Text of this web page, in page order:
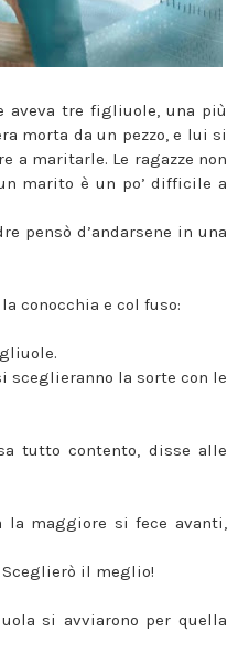
aveva tre figliuole, una più
morta da un pezzo, e lui si
a maritarle. Le ragazze non
marito è un po’ difficile a
pensò d’andarsene in una
conocchia e col fuso:
sceglieranno la sorte con le
tutto contento, disse alle
la maggiore si fece avanti,
Sceglierò il meglio!
si avviarono per quella